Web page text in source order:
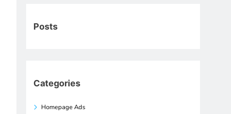
Posts
Categories
Homepage Ads